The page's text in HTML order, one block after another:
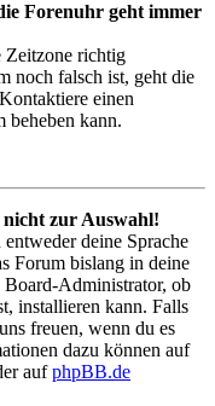
Forenuhr geht immer
Zeitzone richtig
noch falsch ist, geht die
einen
beheben kann.
nicht zur Auswahl!
deine Sprache
Forum bislang in deine
Board-Administrator, ob
installieren kann. Falls
freuen, wenn du es
dazu können auf
aufphpBB.de